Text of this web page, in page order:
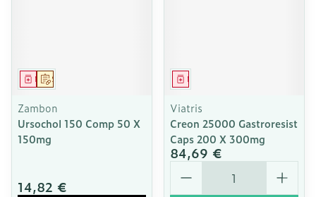
Sur prescription
Médicament
Zambon
Ursochol 150 Comp 50 X
150mg
14,82 €
Médicament
Viatris
Creon 25000 Gastroresist
Caps 200 X 300mg
84,69 €
Quantité